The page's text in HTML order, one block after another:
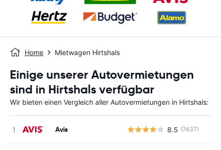
Home Mietwagen Hirtshals
Einige unserer Autovermietungen
sind in Hirtshals verfügbar
Wir bieten einen Vergleich aller Autovermietungen in Hirtshals:
Avis 8.5 (7437)